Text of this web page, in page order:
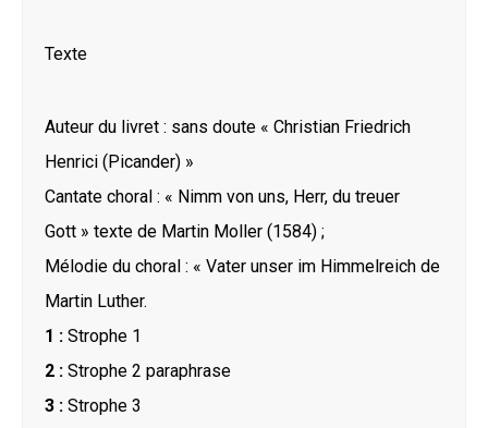
Texte
Auteur du livret : sans doute « Christian Friedrich
Henrici (Picander) »
Cantate choral : « Nimm von uns, Herr, du treuer
Gott » texte de Martin Moller (1584) ;
Mélodie du choral : « Vater unser im Himmelreich de
Martin Luther.
1 : Strophe 1
2 : Strophe 2 paraphrase
3 : Strophe 3